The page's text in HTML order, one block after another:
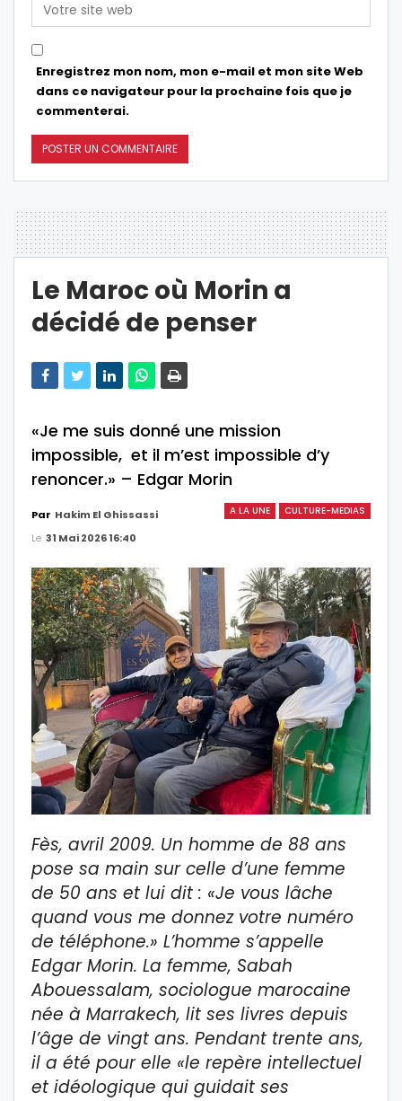
Enregistrez mon nom, mon e-mail et mon site Web
dans ce navigateur pour la prochaine fois que je
commenterai.
Le Maroc où Morin a
décidé de penser
«Je me suis donné une mission
impossible, et il m’est impossible d’y
renoncer.» – Edgar Morin
A LA UNE CULTURE-MEDIAS
Par Hakim El Ghissassi
Le 31 Mai 2026 16:40
Fès, avril 2009. Un homme de 88 ans
pose sa main sur celle d’une femme
de 50 ans et lui dit : «Je vous lâche
quand vous me donnez votre numéro
de téléphone.» L’homme s’appelle
Edgar Morin. La femme, Sabah
Abouessalam, sociologue marocaine
née à Marrakech, lit ses livres depuis
l’âge de vingt ans. Pendant trente ans,
il a été pour elle «le repère intellectuel
et idéologique qui guidait ses